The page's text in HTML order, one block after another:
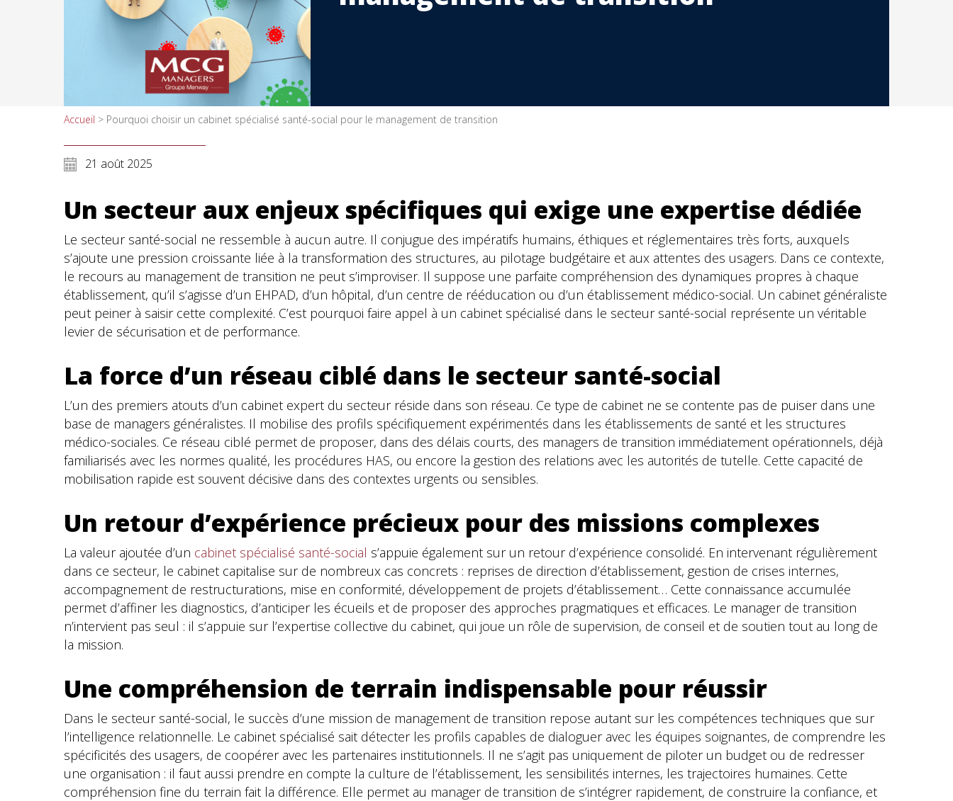
Accueil > Pourquoi choisir un cabinet spécialisé santé-social pour le management de transition
21 août 2025
Un secteur aux enjeux spécifiques qui exige une expertise dédiée
Le secteur santé-social ne ressemble à aucun autre. Il conjugue des impératifs humains, éthiques et réglementaires très forts, auxquels
s’ajoute une pression croissante liée à la transformation des structures, au pilotage budgétaire et aux attentes des usagers. Dans ce contexte,
le recours au management de transition ne peut s’improviser. Il suppose une parfaite compréhension des dynamiques propres à chaque
établissement, qu’il s’agisse d’un EHPAD, d’un hôpital, d’un centre de rééducation ou d’un établissement médico-social. Un cabinet généraliste
peut peiner à saisir cette complexité. C’est pourquoi faire appel à un cabinet spécialisé dans le secteur santé-social représente un véritable
levier de sécurisation et de performance.
La force d’un réseau ciblé dans le secteur santé-social
L’un des premiers atouts d’un cabinet expert du secteur réside dans son réseau. Ce type de cabinet ne se contente pas de puiser dans une
base de managers généralistes. Il mobilise des profils spécifiquement expérimentés dans les établissements de santé et les structures
médico-sociales. Ce réseau ciblé permet de proposer, dans des délais courts, des managers de transition immédiatement opérationnels, déjà
familiarisés avec les normes qualité, les procédures HAS, ou encore la gestion des relations avec les autorités de tutelle. Cette capacité de
mobilisation rapide est souvent décisive dans des contextes urgents ou sensibles.
Un retour d’expérience précieux pour des missions complexes
La valeur ajoutée d’un cabinet spécialisé santé-social s’appuie également sur un retour d’expérience consolidé. En intervenant régulièrement
dans ce secteur, le cabinet capitalise sur de nombreux cas concrets : reprises de direction d’établissement, gestion de crises internes,
accompagnement de restructurations, mise en conformité, développement de projets d’établissement… Cette connaissance accumulée
permet d’affiner les diagnostics, d’anticiper les écueils et de proposer des approches pragmatiques et efficaces. Le manager de transition
n’intervient pas seul : il s’appuie sur l’expertise collective du cabinet, qui joue un rôle de supervision, de conseil et de soutien tout au long de
la mission.
Une compréhension de terrain indispensable pour réussir
Dans le secteur santé-social, le succès d’une mission de management de transition repose autant sur les compétences techniques que sur
l’intelligence relationnelle. Le cabinet spécialisé sait détecter les profils capables de dialoguer avec les équipes soignantes, de comprendre les
spécificités des usagers, de coopérer avec les partenaires institutionnels. Il ne s’agit pas uniquement de piloter un budget ou de redresser
une organisation : il faut aussi prendre en compte la culture de l’établissement, les sensibilités internes, les trajectoires humaines. Cette
compréhension fine du terrain fait la différence. Elle permet au manager de transition de s’intégrer rapidement, de construire la confiance, et